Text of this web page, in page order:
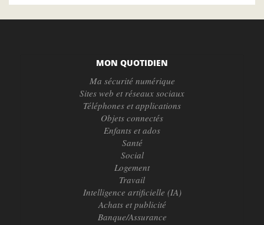
MON QUOTIDIEN
Ma sécurité numérique
Sites web et réseaux sociaux
Téléphones et applications
Objets connectés
Enfants et ados
Santé
Social
Logement
Travail
Intelligence artificielle (IA)
Achats et publicité
Banque/Assurance